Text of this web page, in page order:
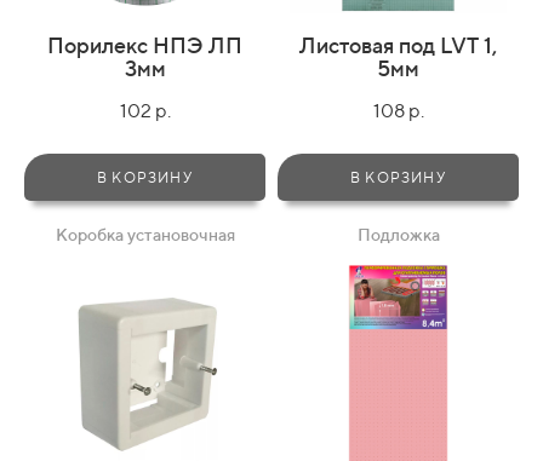
Порилекс НПЭ ЛП
3мм
102 р.
В КОРЗИНУ
Листовая под LVT 1,
5мм
108 р.
В КОРЗИНУ
Коробка установочная Подложка